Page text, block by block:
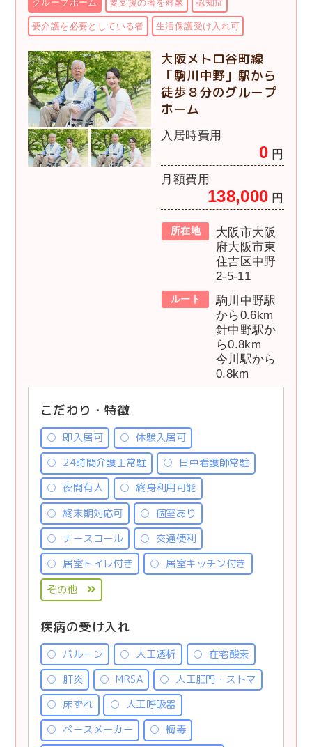
グループホーム 要支援の者を対象 認知症
要介護を必要としている者 生活保護受け入れ可
大阪メトロ谷町線
「駒川中野」駅から
徒歩８分のグループ
ホーム
入居時費用
0 円
月額費用
138,000 円
所在地
大阪市大阪
府大阪市東
住吉区中野
2-5-11
ルート
駒川中野駅
から0.6km
針中野駅か
ら0.8km
今川駅から
0.8km
こだわり・特徴
即入居可
体験入居可
24時間介護士常駐
日中看護師常駐
夜間有人
終身利用可能
終末期対応可
個室あり
ナースコール
交通便利
居室トイレ付き
居室キッチン付き
その他
疾病の受け入れ
バルーン 人工透析
在宅酸素
肝炎
MRSA
人工肛門・ストマ
床ずれ
人工呼吸器
ペースメーカー
梅毒